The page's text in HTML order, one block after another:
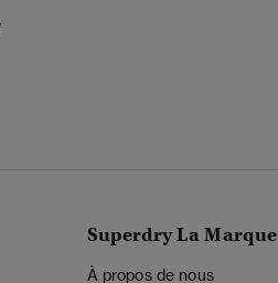
Superdry La Marque
À propos de nous